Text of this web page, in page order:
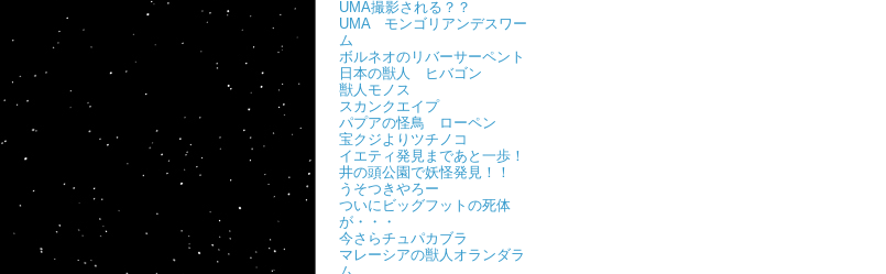
UMA撮影される？？
UMA モンゴリアンデスワー
ム
ボルネオのリバーサーペント
日本の獣人 ヒバゴン
獣人モノス
スカンクエイプ
パプアの怪鳥 ローペン
宝クジよりツチノコ
イエティ発見まであと一歩！
井の頭公園で妖怪発見！！
うそつきやろー
ついにビッグフットの死体
が・・・
今さらチュパカブラ
マレーシアの獣人オランダラ